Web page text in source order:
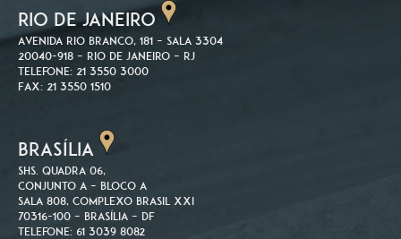
RIO DE JANEIRO
Avenida Rio Branco, 181 – Sala 3304
20040-918 – Rio de Janeiro – RJ
Telefone: 21 3550 3000
Fax: 21 3550 1510
BRASÍLIA
SHS. Quadra 06,
Conjunto A – Bloco A
Sala 808, Complexo Brasil XXI
70316-100 – Brasília – DF
Telefone: 61 3039 8082